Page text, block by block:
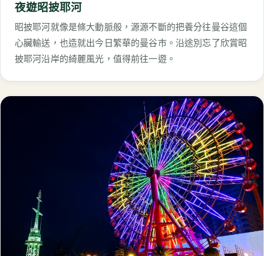
夜遊昭披耶河
昭披耶河就像是條大動脈般，源源不斷的把養分往曼谷這個
心臟輸送，也造就出今日繁華的曼谷市。沿途別忘了欣賞昭
披耶河沿岸的綺麗風光，值得前往一遊。